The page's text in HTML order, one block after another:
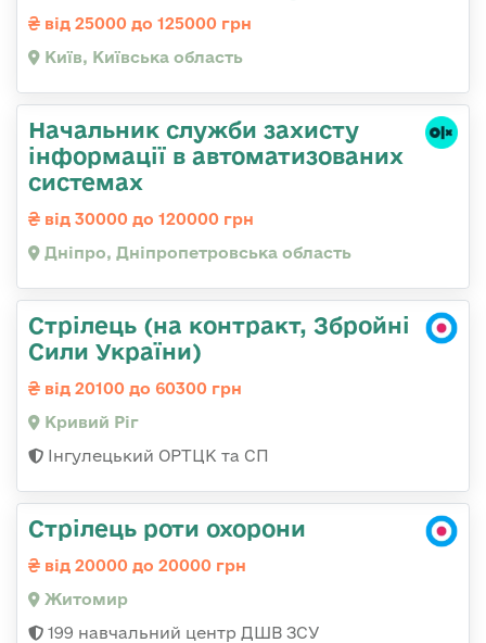
від 25000 до 125000 грн
Київ, Київська область
Начальник служби захисту
інформації в автоматизованих
системах
від 30000 до 120000 грн
Дніпро, Дніпропетровська область
Стрілець (на контракт, Збройні
Сили України)
від 20100 до 60300 грн
Кривий Ріг
Інгулецький ОРТЦК та СП
Стрілець роти охорони
від 20000 до 20000 грн
Житомир
199 навчальний центр ДШВ ЗСУ